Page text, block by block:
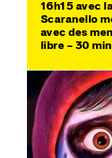
16h15 avec
Scaranello
avec des
libre – 30